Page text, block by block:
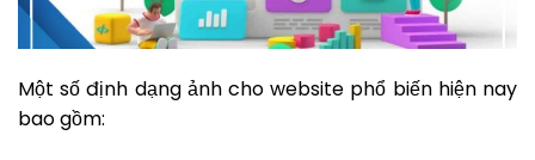
Một số định dạng ảnh cho website phổ biến hiện nay
bao gồm: